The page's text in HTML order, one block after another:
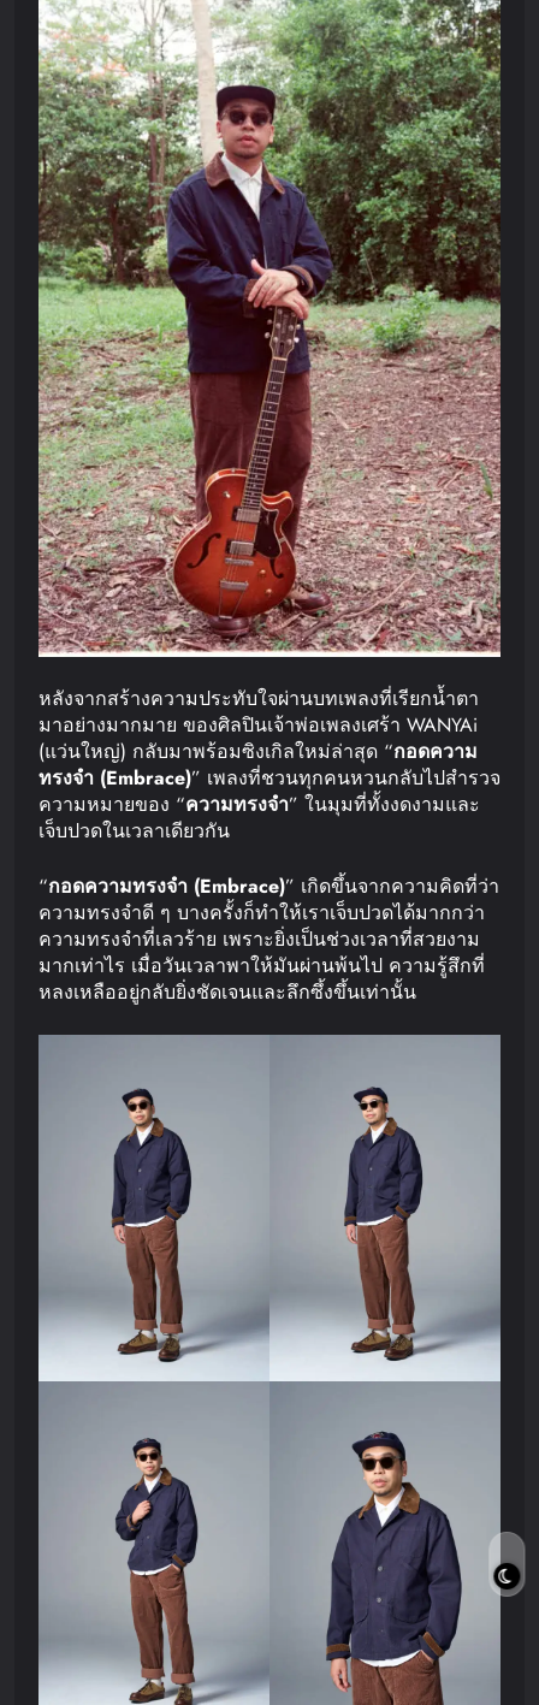
หลังจากสร้างความประทับใจผ่านบทเพลงที่เรียกน้ำตา
มาอย่างมากมาย ของศิลปินเจ้าพ่อเพลงเศร้า WANYAi
(แว่นใหญ่) กลับมาพร้อมซิงเกิลใหม่ล่าสุด “กอดความ
ทรงจำ (Embrace)” เพลงที่ชวนทุกคนหวนกลับไปสำรวจ
ความหมายของ “ความทรงจำ” ในมุมที่ทั้งงดงามและ
เจ็บปวดในเวลาเดียวกัน
“กอดความทรงจำ (Embrace)” เกิดขึ้นจากความคิดที่ว่า
ความทรงจำดี ๆ บางครั้งก็ทำให้เราเจ็บปวดได้มากกว่า
ความทรงจำที่เลวร้าย เพราะยิ่งเป็นช่วงเวลาที่สวยงาม
มากเท่าไร เมื่อวันเวลาพาให้มันผ่านพ้นไป ความรู้สึกที่
หลงเหลืออยู่กลับยิ่งชัดเจนและลึกซึ้งขึ้นเท่านั้น